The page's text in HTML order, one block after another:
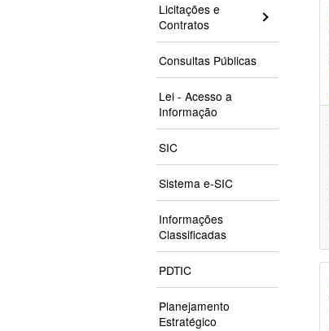
Licitações e
Contratos
Consultas Públicas
Lei - Acesso a
Informação
SIC
Sistema e-SIC
Informações
Classificadas
PDTIC
Planejamento
Estratégico